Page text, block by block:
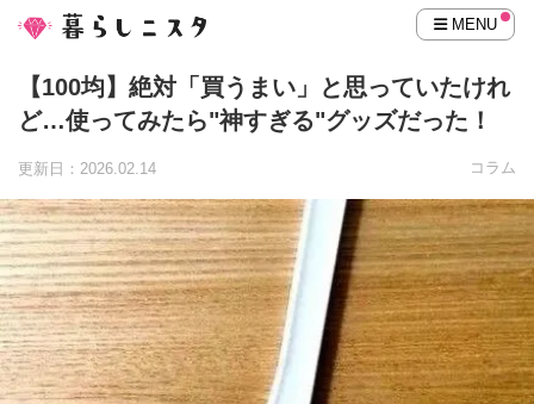
MENU
【100均】絶対「買うまい」と思っていたけれ
ど…使ってみたら"神すぎる"グッズだった！
更新日：2026.02.14 コラム